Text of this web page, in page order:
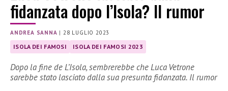
fidanzata dopo l’Isola? Il rumor
ANDREA SANNA |28 LUGLIO 2023
ISOLA DEI FAMOSI ISOLA DEI FAMOSI 2023
Dopo la fine de L’Isola, sembrerebbe che Luca Vetrone
sarebbe stato lasciato dalla sua presunta fidanzata. Il rumor